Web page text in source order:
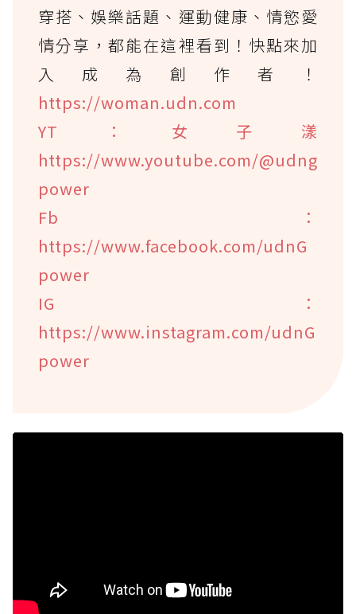
穿搭、娛樂話題、運動健康、情慾愛
情分享，都能在這裡看到！快點來加
入成為創作者！
https://woman.udn.com
YT：女子漾
https://www.youtube.com/@udng
power
Fb：
https://www.facebook.com/udnG
power
IG：
https://www.instagram.com/udnG
power